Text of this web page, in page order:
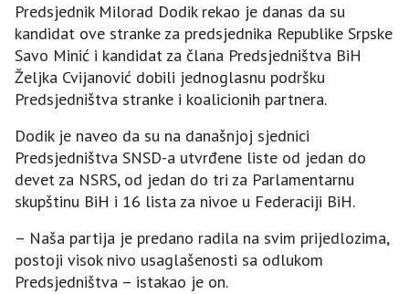
Predsjednik Milorad Dodik rekao je danas da su
kandidat ove stranke za predsjednika Republike Srpske
Savo Minić i kandidat za člana Predsjedništva BiH
Željka Cvijanović dobili jednoglasnu podršku
Predsjedništva stranke i koalicionih partnera.
Dodik je naveo da su na današnjoj sjednici
Predsjedništva SNSD-a utvrđene liste od jedan do
devet za NSRS, od jedan do tri za Parlamentarnu
skupštinu BiH i 16 lista za nivoe u Federaciji BiH.
– Naša partija je predano radila na svim prijedlozima,
postoji visok nivo usaglašenosti sa odlukom
Predsjedništva – istakao je on.